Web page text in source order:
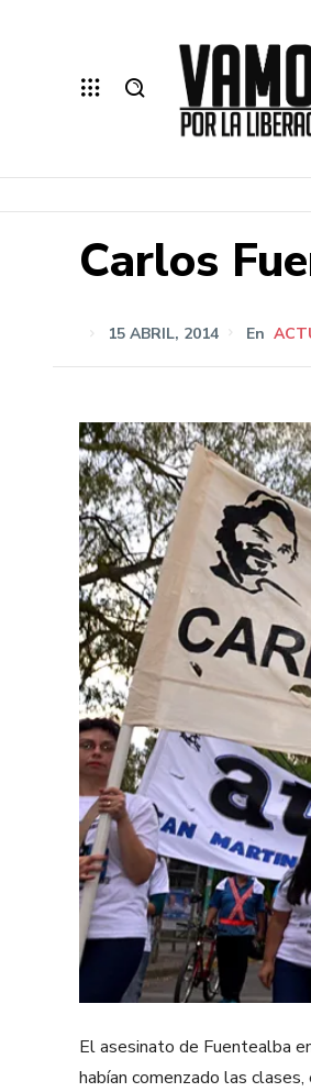
Carlos
15 ABRIL, 2014 En
El asesinato de Fuentealba
habían comenzado las